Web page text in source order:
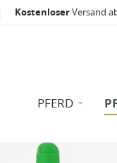
KostenloserVersand
PFERD